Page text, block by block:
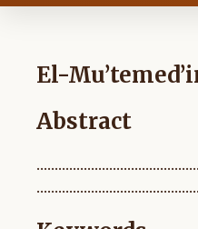
El-
Abstract